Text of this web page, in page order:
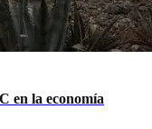
en la economía